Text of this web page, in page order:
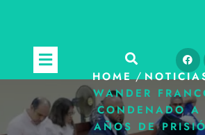
HOME/
WANDER
CONDENADO A
AÑOS DE